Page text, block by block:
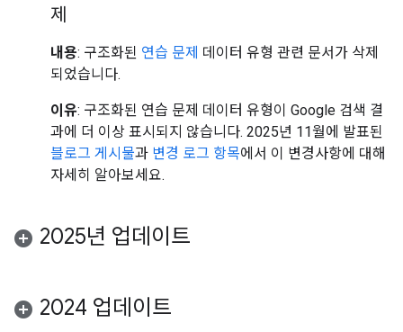
제
내용: 구조화된 연습 문제 데이터 유형 관련 문서가 삭제
되었습니다.
이유: 구조화된 연습 문제 데이터 유형이 Google 검색 결
과에 더 이상 표시되지 않습니다. 2025년 11월에 발표된
블로그 게시물과 변경 로그 항목에서 이 변경사항에 대해
자세히 알아보세요.
2025년 업데이트
2024 업데이트